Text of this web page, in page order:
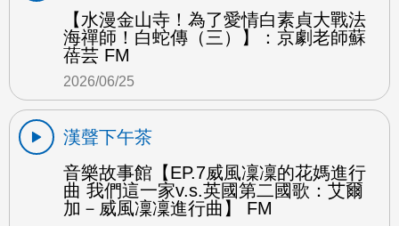
【水漫金山寺！為了愛情白素貞大戰法
海禪師！白蛇傳（三）】：京劇老師蘇
蓓芸 FM
2026/06/25
漢聲下午茶
音樂故事館【EP.7威風凜凜的花媽進行
曲 我們這一家v.s.英國第二國歌：艾爾
加－威風凜凜進行曲】 FM